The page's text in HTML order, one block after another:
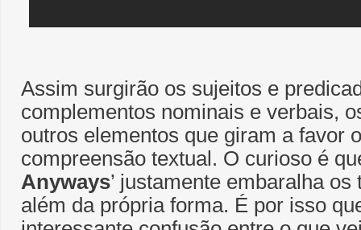
Assim surgirão os sujeitos e
complementos nominais e verbais,
outros elementos que giram a favor
compreensão textual. O curioso é
Anyways’ justamente embaralha
além da própria forma. É por isso